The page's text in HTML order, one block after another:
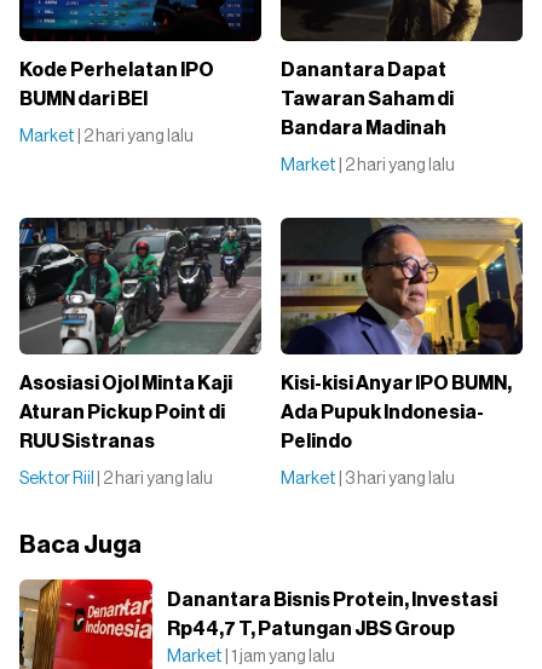
Kode Perhelatan IPO
BUMN dari BEI
Market | 2 hari yang lalu
Danantara Dapat
Tawaran Saham di
Bandara Madinah
Market | 2 hari yang lalu
Asosiasi Ojol Minta Kaji
Aturan Pickup Point di
RUU Sistranas
Sektor Riil | 2 hari yang lalu
Kisi-kisi Anyar IPO BUMN,
Ada Pupuk Indonesia-
Pelindo
Market | 3 hari yang lalu
Baca Juga
Danantara Bisnis Protein, Investasi
Rp44,7 T, Patungan JBS Group
Market | 1 jam yang lalu